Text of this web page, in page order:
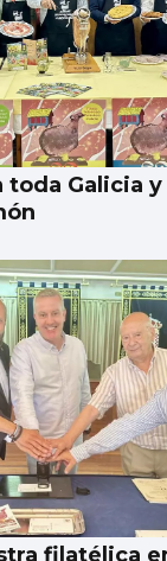
toda Galicia
filatélica